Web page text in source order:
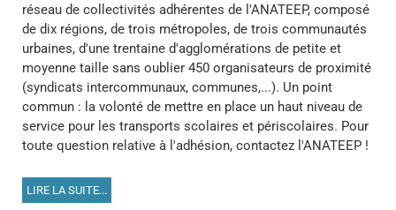
réseau de collectivités adhérentes de l'ANATEEP, composé
de dix régions, de trois métropoles, de trois communautés
urbaines, d'une trentaine d'agglomérations de petite et
moyenne taille sans oublier 450 organisateurs de proximité
(syndicats intercommunaux, communes,...). Un point
commun : la volonté de mettre en place un haut niveau de
service pour les transports scolaires et périscolaires. Pour
toute question relative à l'adhésion, contactez l'ANATEEP !
LIRE LA SUITE...